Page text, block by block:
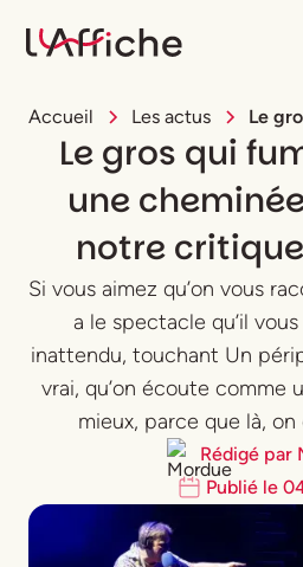
Accueil Les actus Le
Le gros qui
une
notre
Si vous aimez qu’on vous
a le spectacle qu’il
inattendu, touchant Un
vrai, qu’on écoute comme
mieux, parce que là, on
Rédigé par
Publié le